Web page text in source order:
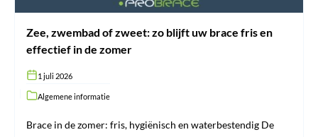
zomer
Zee, zwembad of zweet: zo blijft uw brace fris en
effectief in de zomer
1 juli 2026
Algemene informatie
Brace in de zomer: fris, hygiënisch en waterbestendig De